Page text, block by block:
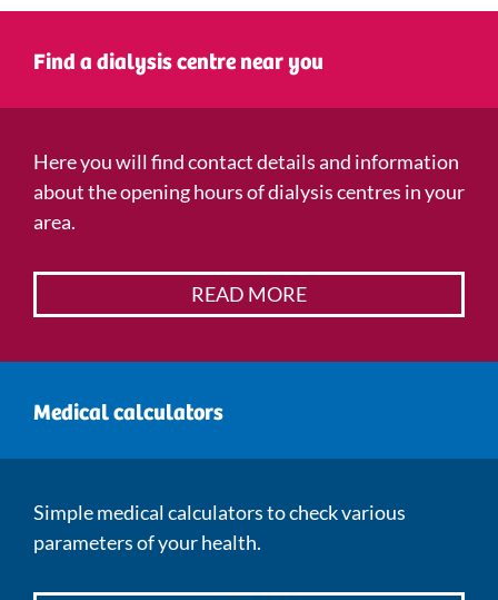
Find a dialysis centre near you
Here you will find contact details and information
about the opening hours of dialysis centres in your
area.
READ MORE
Medical calculators
Simple medical calculators to check various
parameters of your health.